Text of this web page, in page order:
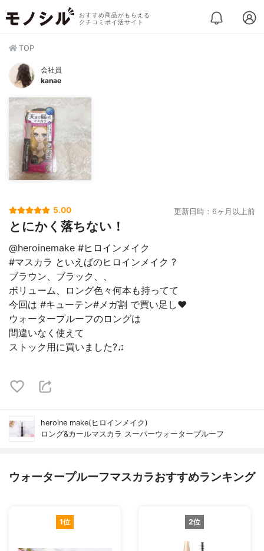
おすすめ商品がもらえる
クチコミポイ活サイト
TOP
会社員
kanae
5.00 更新日時：6ヶ月以上前
とにかく落ちない！
@heroinemake #ヒロインメイク
#マスカラ といえばのヒロインメイク ?
ブラウン、ブラック、、
ボリューム、ロング色々何本も持ってて
今回は #キューテン#メガ割 で買い足し❤️
ウォータープルーフのロングは
間違いなく使えて
ストック用に買いました?♫
heroine make(ヒロインメイク)
ロング&カールマスカラ スーパーウォータープルーフ
ウォータープルーフマスカラおすすめランキング
1位 2位